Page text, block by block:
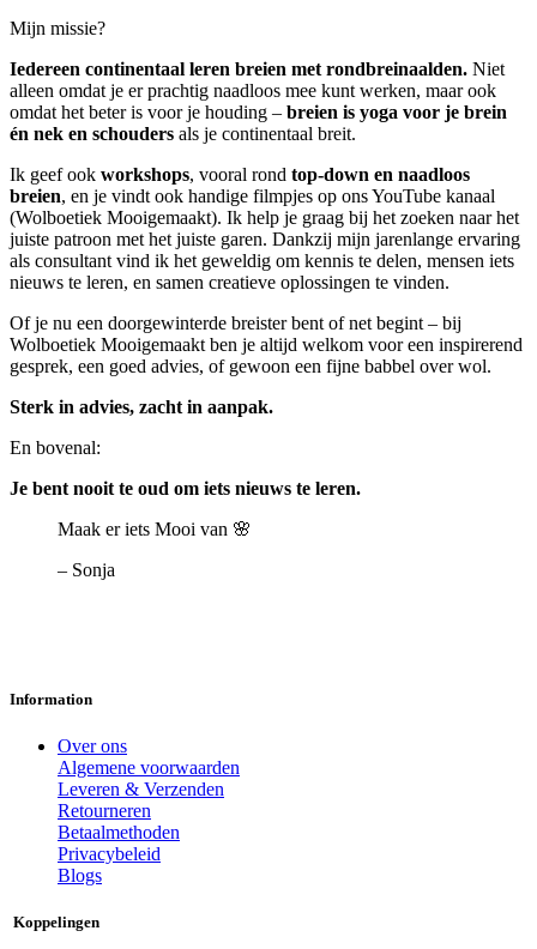
Mijn missie?
Iedereen continentaal leren breien met rondbreinaalden. Niet
alleen omdat je er prachtig naadloos mee kunt werken, maar ook
omdat het beter is voor je houding – breien is yoga voor je brein
én nek en schouders als je continentaal breit.
Ik geef ook workshops, vooral rond top-down en naadloos
breien, en je vindt ook handige filmpjes op ons YouTube kanaal
(Wolboetiek Mooigemaakt). Ik help je graag bij het zoeken naar het
juiste patroon met het juiste garen. Dankzij mijn jarenlange ervaring
als consultant vind ik het geweldig om kennis te delen, mensen iets
nieuws te leren, en samen creatieve oplossingen te vinden.
Of je nu een doorgewinterde breister bent of net begint – bij
Wolboetiek Mooigemaakt ben je altijd welkom voor een inspirerend
gesprek, een goed advies, of gewoon een fijne babbel over wol.
Sterk in advies, zacht in aanpak.
En bovenal:
Je bent nooit te oud om iets nieuws te leren.
Maak er iets Mooi van 🌸
– Sonja
Information
Over ons
Algemene voorwaarden
Leveren & Verzenden
Retourneren
Betaalmethoden
Privacybeleid
Blogs
Koppelingen